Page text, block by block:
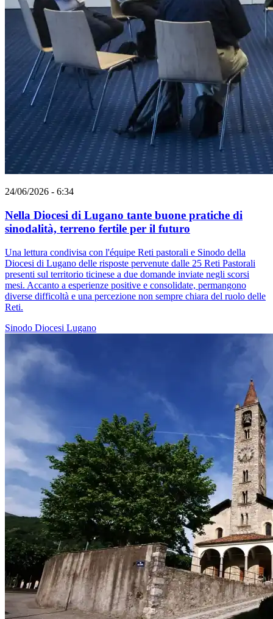
24/06/2026 - 6:34
Nella Diocesi di Lugano tante buone pratiche di
sinodalità, terreno fertile per il futuro
Una lettura condivisa con l'équipe Reti pastorali e Sinodo della
Diocesi di Lugano delle risposte pervenute dalle 25 Reti Pastorali
presenti sul territorio ticinese a due domande inviate negli scorsi
mesi. Accanto a esperienze positive e consolidate, permangono
diverse difficoltà e una percezione non sempre chiara del ruolo delle
Reti.
Sinodo Diocesi Lugano